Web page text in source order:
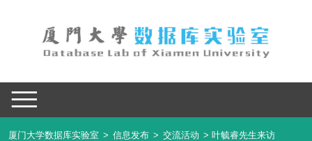
厦门大学数据库实验室 > 信息发布 > 交流活动 > 叶毓睿先生来访